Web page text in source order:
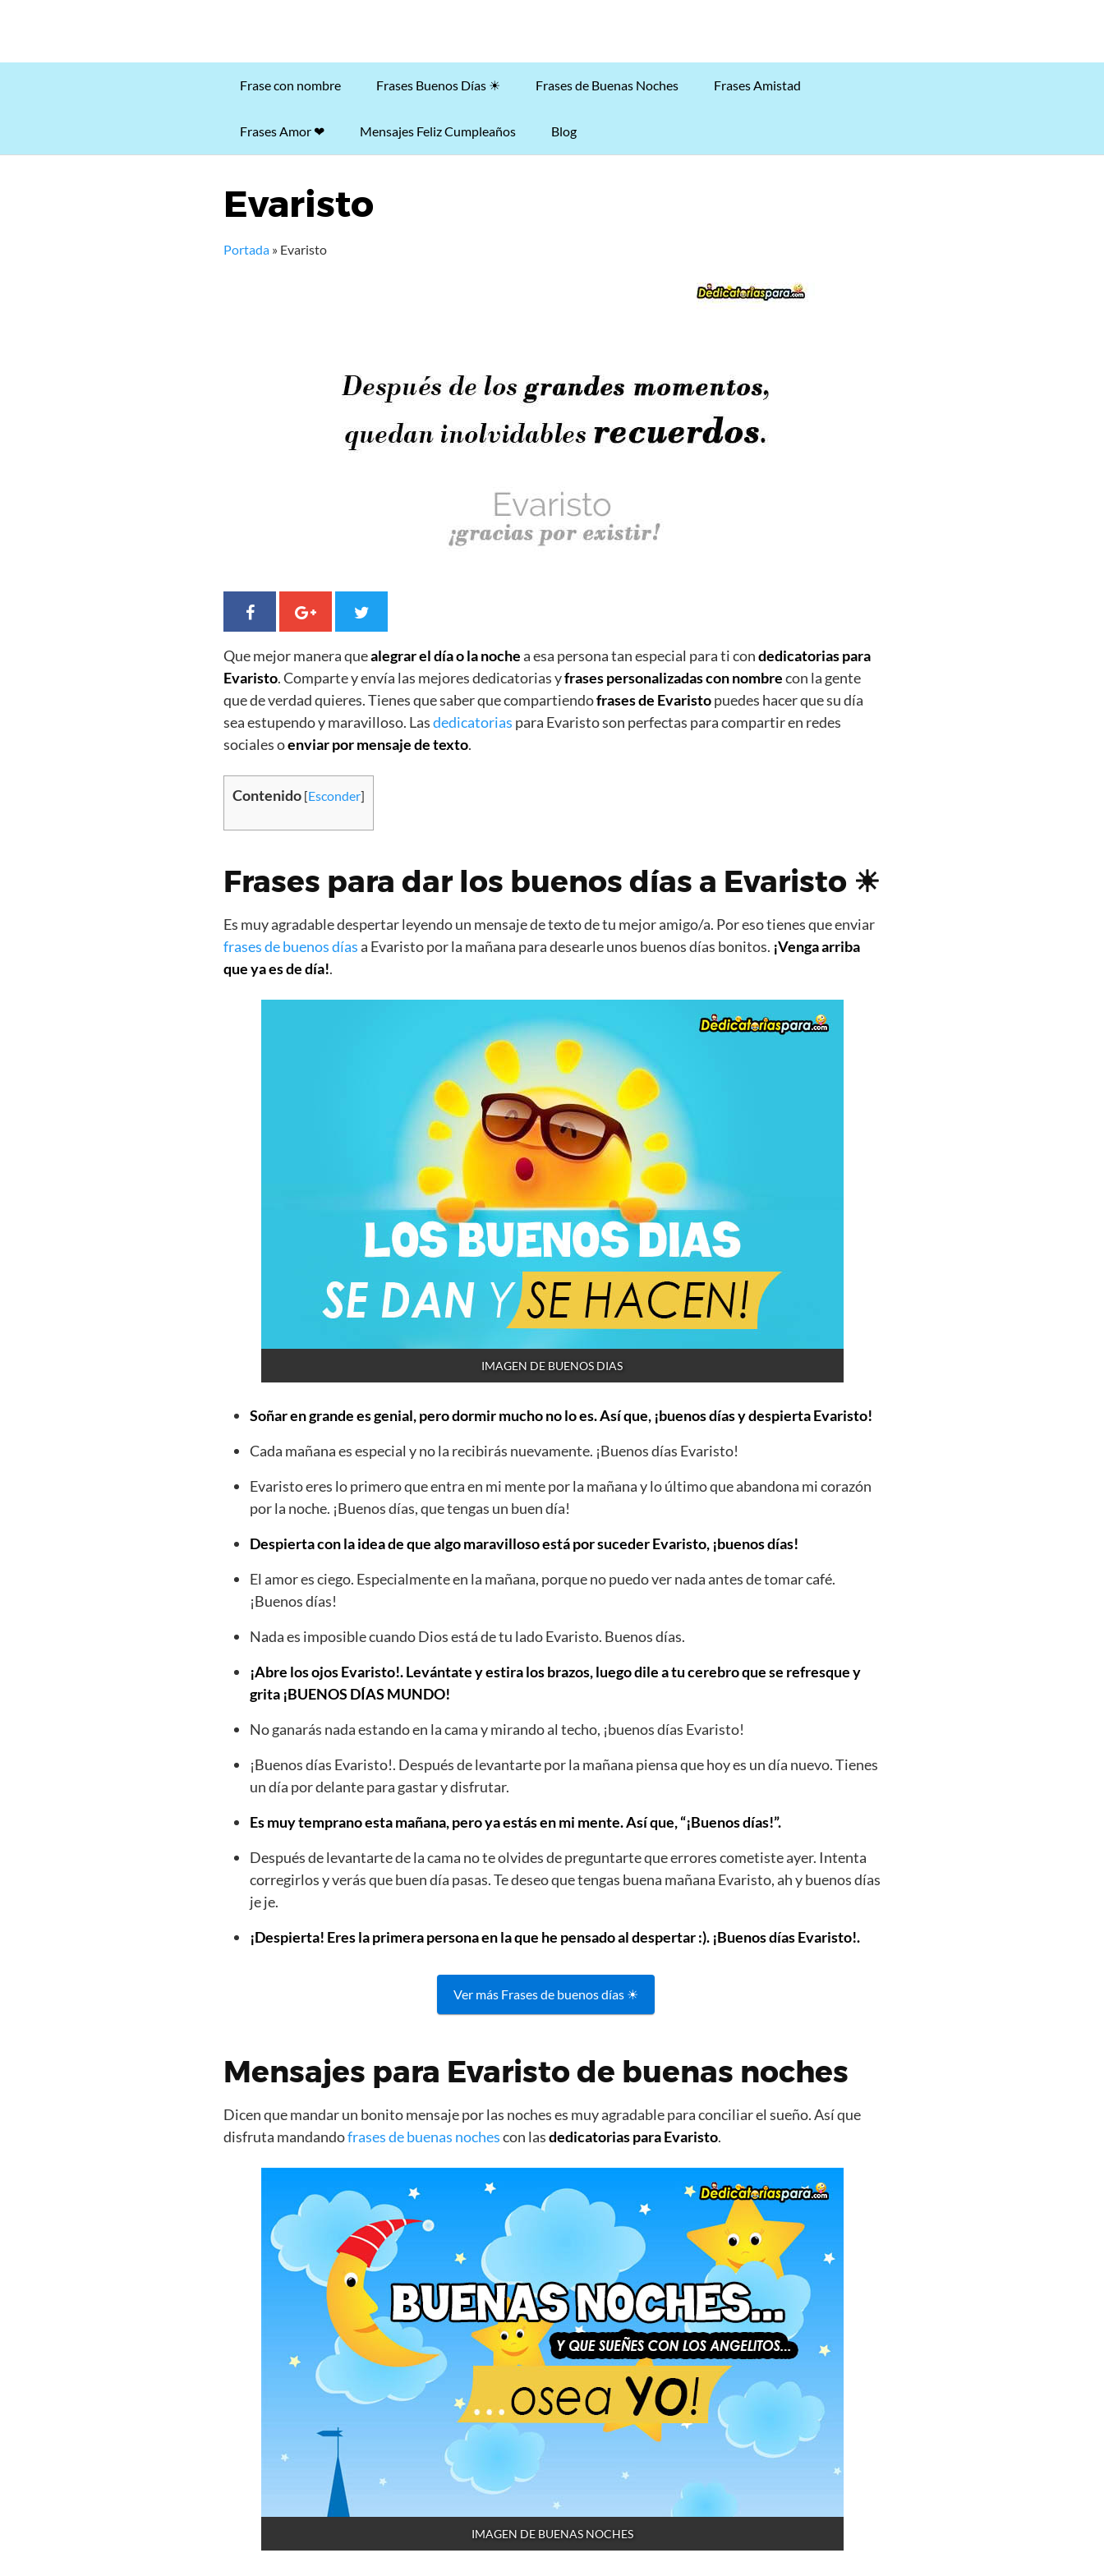
Frase con nombre Frases Buenos Días ☀ Frases de Buenas Noches Frases Amistad
Frases Amor ❤ Mensajes Feliz Cumpleaños Blog
Evaristo
Portada » Evaristo
Que mejor manera quealegrar el día o la nochea esa persona tan especial para ti condedicatorias para
Evaristo. Comparte y envía las mejores dedicatorias yfrases personalizadas con nombrecon la gente
que de verdad quieres. Tienes que saber que compartiendofrases de Evaristopuedes hacer que su día
sea estupendo y maravilloso. Lasdedicatorias para Evaristo son perfectas para compartir en redes
sociales oenviar por mensaje de texto.
Contenido [Esconder]
Frases para dar los buenos días a Evaristo ☀
Es muy agradable despertar leyendo un mensaje de texto de tu mejor amigo/a. Por eso tienes que enviar
frases de buenos díasa Evaristo por la mañana para desearle unos buenos días bonitos. ¡Venga arriba
que ya es de día!.
IMAGEN DE BUENOS DIAS
Soñar en grande es genial, pero dormir mucho no lo es. Así que, ¡buenos días y despierta Evaristo!
Cada mañana es especial y no la recibirás nuevamente. ¡Buenos días Evaristo!
Evaristo eres lo primero que entra en mi mente por la mañana y lo último que abandona mi corazón
por la noche. ¡Buenos días, que tengas un buen día!
Despierta con la idea de que algo maravilloso está por suceder Evaristo, ¡buenos días!
El amor es ciego. Especialmente en la mañana, porque no puedo ver nada antes de tomar café.
¡Buenos días!
Nada es imposible cuando Dios está de tu lado Evaristo. Buenos días.
¡Abre los ojos Evaristo!. Levántate y estira los brazos, luego dile a tu cerebro que se refresque y
grita ¡BUENOS DÍAS MUNDO!
No ganarás nada estando en la cama y mirando al techo, ¡buenos días Evaristo!
¡Buenos días Evaristo!. Después de levantarte por la mañana piensa que hoy es un día nuevo. Tienes
un día por delante para gastar y disfrutar.
Es muy temprano esta mañana, pero ya estás en mi mente. Así que, “¡Buenos días!”.
Después de levantarte de la cama no te olvides de preguntarte que errores cometiste ayer. Intenta
corregirlos y verás que buen día pasas. Te deseo que tengas buena mañana Evaristo, ah y buenos días
je je.
¡Despierta! Eres la primera persona en la que he pensado al despertar :). ¡Buenos días Evaristo!.
Ver más Frases de buenos días ☀
Mensajes para Evaristo de buenas noches
Dicen que mandar un bonito mensaje por las noches es muy agradable para conciliar el sueño. Así que
disfruta mandandofrases de buenas nochescon lasdedicatorias para Evaristo.
IMAGEN DE BUENAS NOCHES